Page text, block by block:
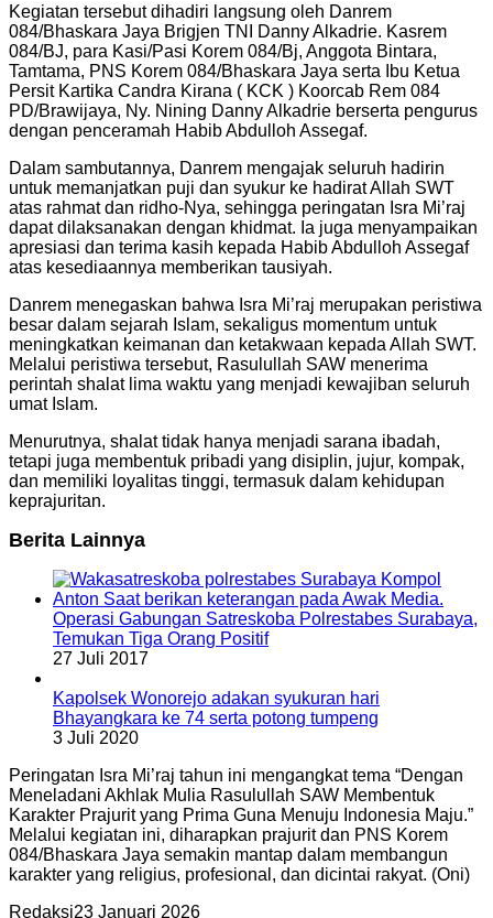
Kegiatan tersebut dihadiri langsung oleh Danrem
084/Bhaskara Jaya Brigjen TNI Danny Alkadrie. Kasrem
084/BJ, para Kasi/Pasi Korem 084/Bj, Anggota Bintara,
Tamtama, PNS Korem 084/Bhaskara Jaya serta Ibu Ketua
Persit Kartika Candra Kirana ( KCK ) Koorcab Rem 084
PD/Brawijaya, Ny. Nining Danny Alkadrie berserta pengurus
dengan penceramah Habib Abdulloh Assegaf.
Dalam sambutannya, Danrem mengajak seluruh hadirin
untuk memanjatkan puji dan syukur ke hadirat Allah SWT
atas rahmat dan ridho-Nya, sehingga peringatan Isra Mi’raj
dapat dilaksanakan dengan khidmat. Ia juga menyampaikan
apresiasi dan terima kasih kepada Habib Abdulloh Assegaf
atas kesediaannya memberikan tausiyah.
Danrem menegaskan bahwa Isra Mi’raj merupakan peristiwa
besar dalam sejarah Islam, sekaligus momentum untuk
meningkatkan keimanan dan ketakwaan kepada Allah SWT.
Melalui peristiwa tersebut, Rasulullah SAW menerima
perintah shalat lima waktu yang menjadi kewajiban seluruh
umat Islam.
Menurutnya, shalat tidak hanya menjadi sarana ibadah,
tetapi juga membentuk pribadi yang disiplin, jujur, kompak,
dan memiliki loyalitas tinggi, termasuk dalam kehidupan
keprajuritan.
Berita Lainnya
Operasi Gabungan Satreskoba Polrestabes Surabaya,
Temukan Tiga Orang Positif
27 Juli 2017
Kapolsek Wonorejo adakan syukuran hari
Bhayangkara ke 74 serta potong tumpeng
3 Juli 2020
Peringatan Isra Mi’raj tahun ini mengangkat tema “Dengan
Meneladani Akhlak Mulia Rasulullah SAW Membentuk
Karakter Prajurit yang Prima Guna Menuju Indonesia Maju.”
Melalui kegiatan ini, diharapkan prajurit dan PNS Korem
084/Bhaskara Jaya semakin mantap dalam membangun
karakter yang religius, profesional, dan dicintai rakyat. (Oni)
Redaksi23 Januari 2026